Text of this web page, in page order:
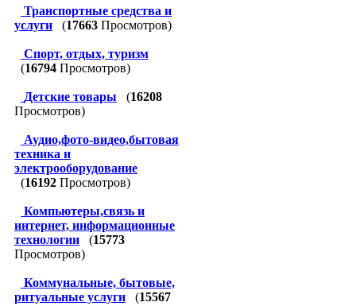
Транспортные средства и
услуги
(17663 Просмотров)
Спорт, отдых, туризм
(16794 Просмотров)
Детские товары (16208
Просмотров)
Аудио,фото-видео,бытовая
техника и
электрооборудование
(16192 Просмотров)
Компьютеры,связь и
интернет, информационные
технологии
(15773
Просмотров)
Коммунальные, бытовые,
ритуальные услуги
(15567